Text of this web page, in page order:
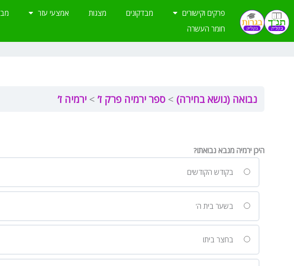
לתוכן
פרקים וקישורים מבדקונים מצגות אמצעי עזר
חומר העשרה
נבואה (נושא בחירה) ספר ירמיה פרק ז’ ירמיה ז’
היכן ירמיה מנבא נבואתו?
בקודש הקודשים
בשער בית ה'
בחצר ביתו